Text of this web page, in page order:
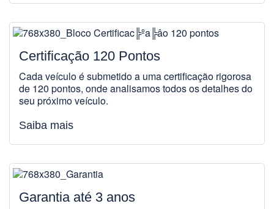
Certificação 120 Pontos
Cada veículo é submetido a uma certificação rigorosa
de 120 pontos, onde analisamos todos os detalhes do
seu próximo veículo.
Saiba mais
Garantia até 3 anos